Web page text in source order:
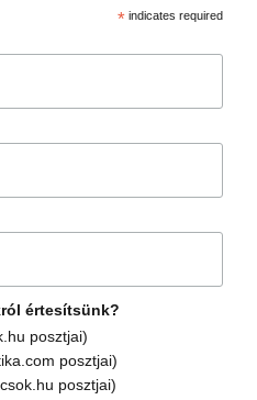
*indicates required
értesítsünk?
posztjai)
posztjai)
posztjai)